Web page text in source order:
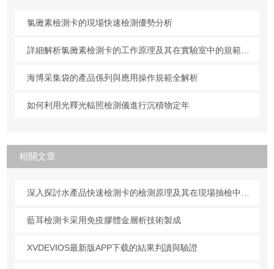
氯黴素檢測卡的現場快速檢測優勢分析
詳細解析氯黴素檢測卡的工作原理及其在實驗室中的規範操作與維護方法
海博采集袋的產品係列與應用操作規範全解析
如何利用光釋光輻照檢測儀進行沉積物定年
相關文章
深入探討水產品快速檢測卡的檢測原理及其在現場抽檢中的使用規範與保養
藍耳檢測卡采用免疫膠體金層析技術製成
XVDEVIOS最新版APP下载的結果判讀與驗證